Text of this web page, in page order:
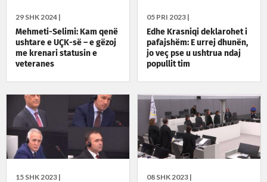
29 SHK 2024 |
Mehmeti-Selimi: Kam qenë
ushtare e UÇK-së – e gëzoj
me krenari statusin e
veteranes
05 PRI 2023 |
Edhe Krasniqi deklarohet i
pafajshëm: E urrej dhunën,
jo veç pse u ushtrua ndaj
popullit tim
15 SHK 2023 | 08 SHK 2023 |